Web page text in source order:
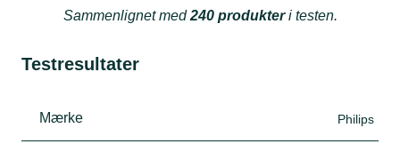
Sammenlignet med240 produkteri testen.
Testresultater
Mærke Philips